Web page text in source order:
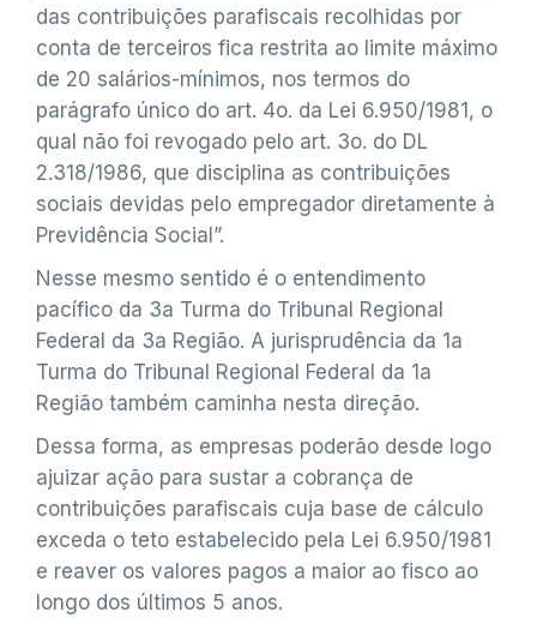
das contribuições parafiscais recolhidas por
conta de terceiros fica restrita ao limite máximo
de 20 salários-mínimos, nos termos do
parágrafo único do art. 4o. da Lei 6.950/1981, o
qual não foi revogado pelo art. 3o. do DL
2.318/1986, que disciplina as contribuições
sociais devidas pelo empregador diretamente à
Previdência Social”.
Nesse mesmo sentido é o entendimento
pacífico da 3a Turma do Tribunal Regional
Federal da 3a Região. A jurisprudência da 1a
Turma do Tribunal Regional Federal da 1a
Região também caminha nesta direção.
Dessa forma, as empresas poderão desde logo
ajuizar ação para sustar a cobrança de
contribuições parafiscais cuja base de cálculo
exceda o teto estabelecido pela Lei 6.950/1981
e reaver os valores pagos a maior ao fisco ao
longo dos últimos 5 anos.